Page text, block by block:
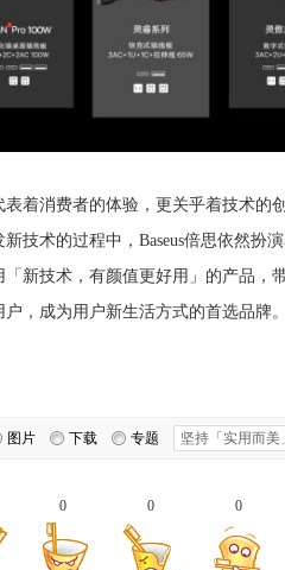
消费者的体验，更关乎着技术的
技术的过程中，Baseus倍思依然扮
新技术，有颜值更好用」的产品，
，成为用户新生活方式的首选品牌
图片 下载 专题
0 0 0